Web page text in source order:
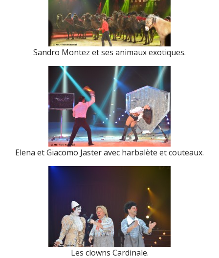
Sandro Montez et ses animaux exotiques.
Elena et Giacomo Jaster avec harbalète et couteaux.
Les clowns Cardinale.